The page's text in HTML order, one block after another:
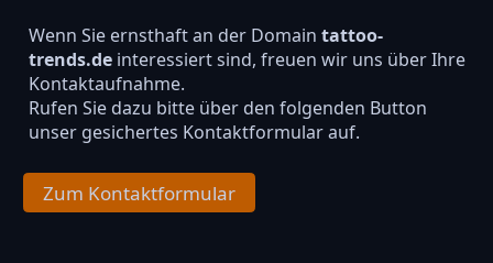
Wenn Sie ernsthaft an der Domain tattoo-
trends.deinteressiert sind, freuen wir uns über Ihre
Kontaktaufnahme.
Rufen Sie dazu bitte über den folgenden Button
unser gesichertes Kontaktformular auf.
Zum Kontaktformular